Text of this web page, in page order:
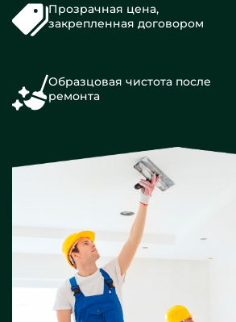
Прозрачная цена,
закрепленная договором
Образцовая чистота после
ремонта